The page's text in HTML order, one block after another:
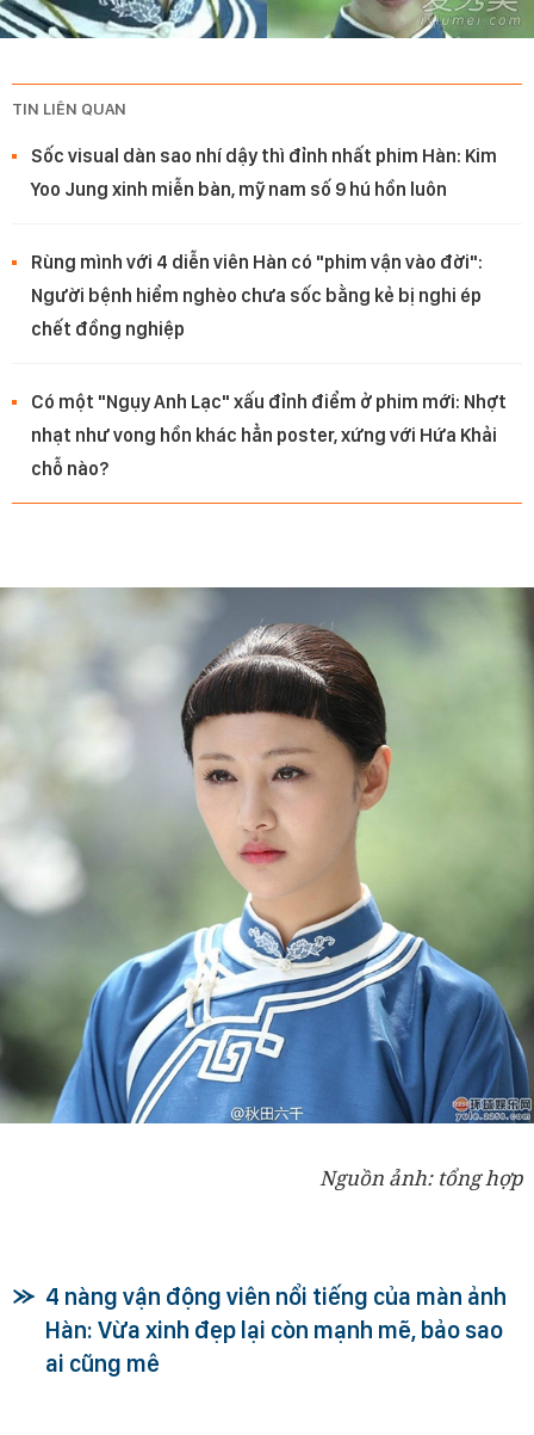
TIN LIÊN QUAN
Sốc visual dàn sao nhí dậy thì đỉnh nhất phim Hàn: Kim
Yoo Jung xinh miễn bàn, mỹ nam số 9 hú hồn luôn
Rùng mình với 4 diễn viên Hàn có "phim vận vào đời":
Người bệnh hiểm nghèo chưa sốc bằng kẻ bị nghi ép
chết đồng nghiệp
Có một "Ngụy Anh Lạc" xấu đỉnh điểm ở phim mới: Nhợt
nhạt như vong hồn khác hẳn poster, xứng với Hứa Khải
chỗ nào?
Nguồn ảnh: tổng hợp
4 nàng vận động viên nổi tiếng của màn ảnh
Hàn: Vừa xinh đẹp lại còn mạnh mẽ, bảo sao
ai cũng mê